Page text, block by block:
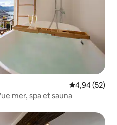
Évaluation
4,94 (52)
mer, spa et sauna